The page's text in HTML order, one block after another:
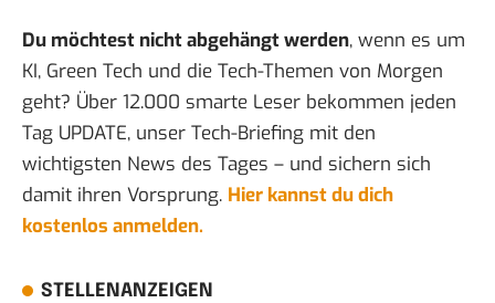
Du möchtest nicht abgehängt werden, wenn es um
KI, Green Tech und die Tech-Themen von Morgen
geht? Über 12.000 smarte Leser bekommen jeden
Tag UPDATE, unser Tech-Briefing mit den
wichtigsten News des Tages – und sichern sich
damit ihren Vorsprung. Hier kannst du dich
kostenlos anmelden.
STELLENANZEIGEN